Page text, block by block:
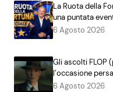
La Ruota della
una puntata
6 Agosto 2026
Gli ascolti FLOP
l’occasione
6 Agosto 2026